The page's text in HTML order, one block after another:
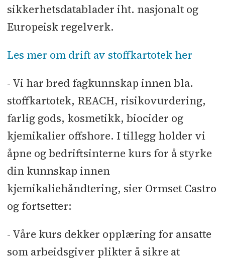
sikkerhetsdatablader iht. nasjonalt og
Europeisk regelverk.
Les mer om drift av stoffkartotek her
- Vi har bred fagkunnskap innen bla.
stoffkartotek, REACH, risikovurdering,
farlig gods, kosmetikk, biocider og
kjemikalier offshore. I tillegg holder vi
åpne og bedriftsinterne kurs for å styrke
din kunnskap innen
kjemikaliehåndtering, sier Ormset Castro
og fortsetter:
- Våre kurs dekker opplæring for ansatte
som arbeidsgiver plikter å sikre at